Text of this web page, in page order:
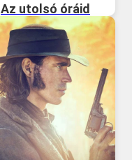
Az utolsó óráid